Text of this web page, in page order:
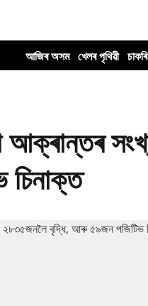
আজিৰ অসম খেলৰ পৃথিৱী চাকৰি
চিনাক্ত